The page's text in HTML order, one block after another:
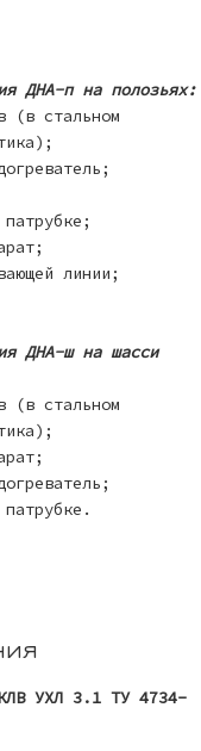
ДНА-п на полозьях:
(в стальном
линии;
ДНА-ш на шасси
(в стальном
УХЛ 3.1 ТУ 4734-